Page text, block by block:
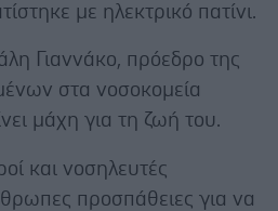
με ηλεκτρικό πατίνι.
Γιαννάκο, πρόεδρο της
στα νοσοκομεία
μάχη για τη ζωή του.
και νοσηλευτές
προσπάθειες για να